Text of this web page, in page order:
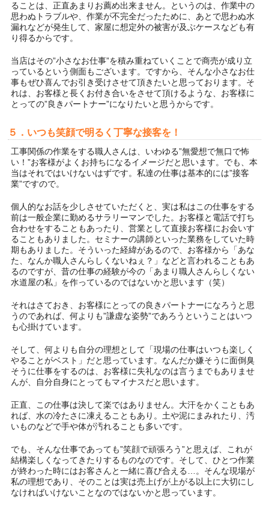
ることは、正直あまりお薦め出来ません。というのは、作業中の
思わぬトラブルや、作業が不完全だったために、あとで思わぬ水
漏れなどが発生して、家屋に想定外の被害が及ぶケースなども有
り得るからです。
当店はその”小さなお仕事”を積み重ねていくことで商売が成り立
っているという側面もございます。ですから、そんな小さなお仕
事もぜひ喜んでお引き受けさせて頂きたいと思っております。そ
れは、お客様と長くお付き合いをさせて頂けるような、お客様に
とっての”良きパートナー”になりたいと思うからです。
５．いつも笑顔で明るく丁寧な接客を！
工事関係の作業をする職人さんは、いわゆる”無愛想で無口で怖
い！”お客様がよくお持ちになるイメージだと思います。でも、本
当はそれではいけないはずです。私達の仕事は基本的には”接客
業”ですので。
個人的なお話を少しさせていただくと、実は私はこの仕事をする
前は一般企業に勤めるサラリーマンでした。お客様と電話で打ち
合わせをすることもあったり、営業として直接お客様にお会いす
ることもありました。セミナーの講師といった業務をしていた時
期もありました。そういった経緯があるので、お客様から「あな
た、なんか職人さんらしくないねぇ？」などと言われることもあ
るのですが、昔の仕事の経験が今の「あまり職人さんらしくない
水道屋の私」を作っているのではないかと思います（笑）
それはさておき、お客様にとっての良きパートナーになろうと思
うのであれば、何よりも”謙虚な姿勢”であろうということはいつ
も心掛けています。
そして、何よりも自分の理想として「現場の仕事はいつも楽しく
やることがベスト」だと思っています。なんだか嫌そうに面倒臭
そうに仕事をするのは、お客様に失礼なのは言うまでもありませ
んが、自分自身にとってもマイナスだと思います。
正直、この仕事は決して楽ではありません。大汗をかくこともあ
れば、水の冷たさに凍えることもあり。土や泥にまみれたり、汚
いものなどで手や体が汚れることも多いです。
でも、そんな仕事であっても”笑顔で頑張ろう”と思えば、これが
結構楽しくなってきたりするものなのです。そして、ひとつ作業
が終わった時にはお客さんと一緒に喜び合える…。そんな現場が
私の理想であり、そのことは実は売上げが上がる以上に大切にし
なければいけないことなのではないかと思っています。